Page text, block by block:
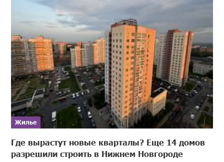
Жилье
Где вырастут новые кварталы? Еще 14 домов
разрешили строить в Нижнем Новгороде